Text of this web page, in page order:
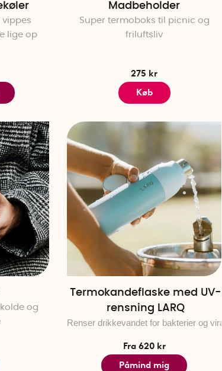
vippes
lige op
Madbeholder
Super termoboks til picnic og
friluftsliv
275 kr
Køb
og
Termokandeflaske med UV-
rensning LARQ
Renser drikkevandet for bakterier og vira
Fra 620 kr
Påmind mig